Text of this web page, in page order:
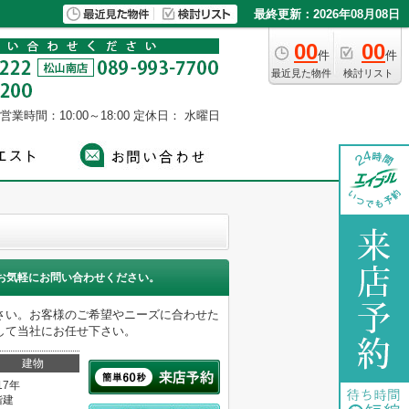
最終更新：2026年08月08日
00件
最近見た物件
00件
検討リスト
営業時間：10:00～18:00 定休日： 水曜日
気軽にお問い合わせください。
。お客様のご希望やニーズに合わせた
当社にお任せ下さい。
建物
年
建